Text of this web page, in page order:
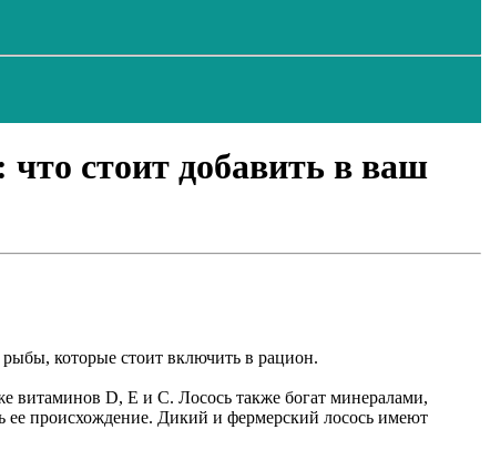
стоит добавить в ваш
которые стоит включить в рацион.
витаминов D, E и C. Лосось также богат минералами,
ее происхождение. Дикий и фермерский лосось имеют